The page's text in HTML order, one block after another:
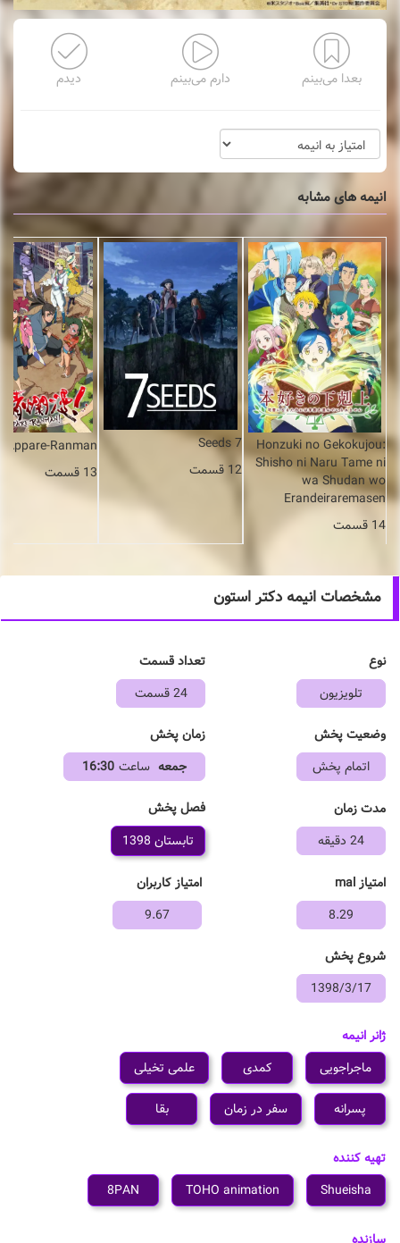
بعدا می‌بینم دارم می‌بینم دیدم
انیمه های مشابه
Honzuki no Gekokujou:
Shisho ni Naru Tame ni
wa Shudan wo
Erandeiraremasen
14 قسمت
7 Seeds
12 قسمت
Appare-Ranman!
13 قسمت
مشخصات انیمه دکتر استون
نوع
تلویزیون
تعداد قسمت
24 قسمت
وضعیت پخش
اتمام پخش
زمان پخش
جمعه ساعت 16:30
مدت زمان
24 دقیقه
فصل پخش
تابستان 1398
امتیاز mal
8.29
امتیاز کاربران
9.67
شروع پخش
1398/3/17
ژانر انیمه
ماجراجویی
کمدی علمی تخیلی
پسرانه سفر در زمان بقا
تهیه کننده
Shueisha
TOHO animation
8PAN